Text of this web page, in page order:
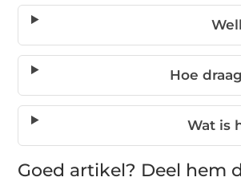
Hoe
Wat is
Goed artikel? Deel hem